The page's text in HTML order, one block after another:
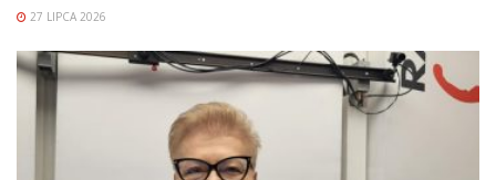
27 LIPCA 2026